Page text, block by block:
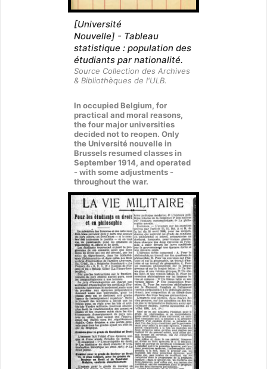
[Université
Nouvelle] - Tableau
statistique : population des
étudiants par nationalité.
Source Collection des Archives
& Bibliothèques de l'ULB.
In occupied Belgium, for
practical and moral reasons,
the four major universities
decided not to reopen. Only
the Université nouvelle in
Brussels resumed classes in
September 1914, and operated
- with some adjustments -
throughout the war.